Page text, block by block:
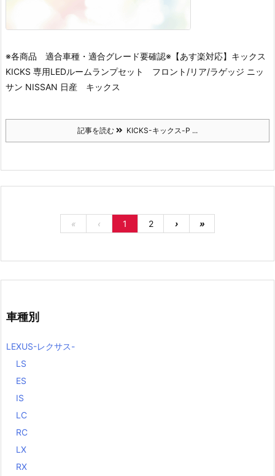
※各商品 適合車種・適合グレード要確認※ 【あす楽対応】キックス
KICKS 専用LEDルームランプセット フロント/リア/ラゲッジ ニッ
サン NISSAN 日産 キックス
記事を読む KICKS-キックス-P ...
« ‹ 1 2 › »
車種別
LEXUS-レクサス-
LS
ES
IS
LC
RC
LX
RX